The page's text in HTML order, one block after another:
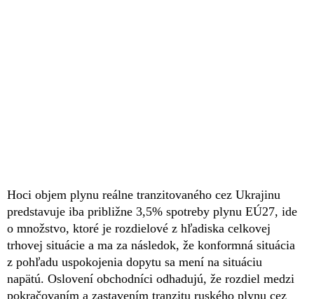
Hoci objem plynu reálne tranzitovaného cez Ukrajinu
predstavuje iba približne 3,5% spotreby plynu EÚ27, ide
o množstvo, ktoré je rozdielové z hľadiska celkovej
trhovej situácie a ma za následok, že konformná situácia
z pohľadu uspokojenia dopytu sa mení na situáciu
napätú. Oslovení obchodníci odhadujú, že rozdiel medzi
pokračovaním a zastavením tranzitu ruského plynu cez